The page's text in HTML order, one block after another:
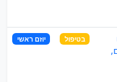
בטיפול יוזם ראשי